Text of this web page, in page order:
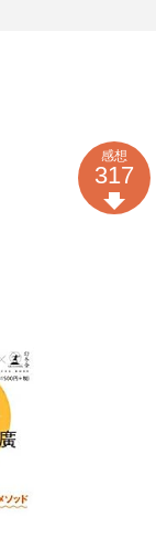
感想
317